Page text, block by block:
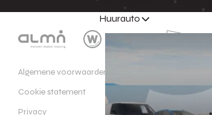
Huurauto
Algemene voorwaarden
Cookie statement
Privacy